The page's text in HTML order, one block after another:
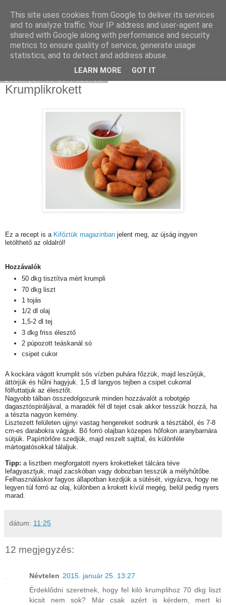
Moha Konyha
Krumplikrokett
Ez a recept is a Kifőztük magazinban jelent meg, az újság ingyen
letölthető az oldalról!
Hozzávalók
50 dkg tisztítva mért krumpli
70 dkg liszt
1 tojás
1/2 dl olaj
1,5-2 dl tej
3 dkg friss élesztő
2 púpozott teáskanál só
csipet cukor
A kockára vágott krumplit sós vízben puhára főzzük, majd leszűrjük,
áttörjük és hűlni hagyjuk. 1,5 dl langyos tejben a csipet cukorral
fölfuttatjuk az élesztőt.
Nagyobb tálban összedolgozunk minden hozzávalót a robotgép
dagasztóspiráljával, a maradék fél dl tejet csak akkor tesszük hozzá, ha
a tészta nagyon kemény.
Lisztezett felületen ujjnyi vastag hengereket sodrunk a tésztából, és 7-8
cm-es darabokra vágjuk. Bő forró olajban közepes hőfokon aranybarnára
sütjük. Papírtörlőre szedjük, majd reszelt sajttal, és különféle
mártogatósokkal tálaljuk.
Tipp: a lisztben megforgatott nyers kroketteket tálcára téve
lefagyasztjuk, majd zacskóban vagy dobozban tesszük a mélyhűtőbe.
Felhasználáskor fagyos állapotban kezdjük a sütését, vigyázva, hogy ne
legyen túl forró az olaj, különben a krokett kívül megég, belül pedig nyers
marad.
dátum: 11:25
12 megjegyzés:
Névtelen 2015. január 25. 13:27
Érdeklődni szeretnek, hogy fel kiló krumplihoz 70 dkg liszt
kicsit nem sok? Már csak azért is kérdem, mert ki
This site uses cookies from Google to deliver its services
and to analyze traffic. Your IP address and user-agent are
shared with Google along with performance and security
metrics to ensure quality of service, generate usage
statistics, and to detect and address abuse.
LEARN MORE GOT IT